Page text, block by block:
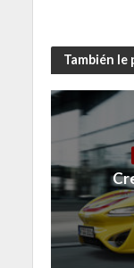
También le